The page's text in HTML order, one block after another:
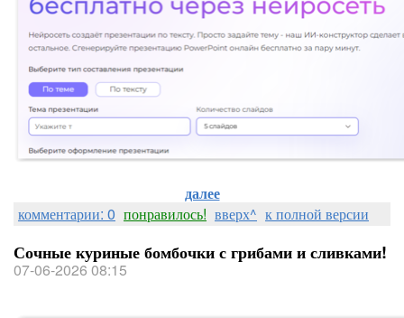
далее
комментарии: 0 понравилось! вверх^ к полной версии
Сочные куриные бомбочки с грибами и сливками!
07-06-2026 08:15